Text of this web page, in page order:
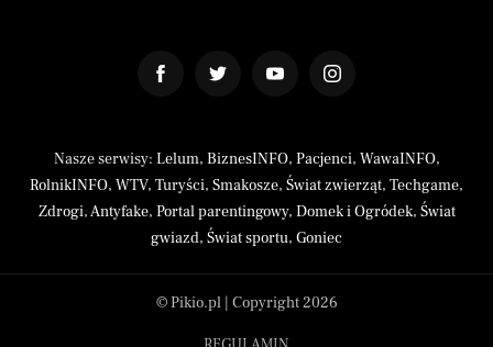
Nasze serwisy: Lelum, BiznesINFO, Pacjenci, WawaINFO,
RolnikINFO, WTV, Turyści, Smakosze, Świat zwierząt, Techgame,
Zdrogi,Antyfake, Portal parentingowy, Domek i Ogródek, Świat
gwiazd, Świat sportu, Goniec
© Pikio.pl | Copyright 2026